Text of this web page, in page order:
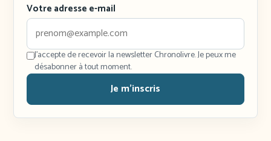
Votre adresse e-mail
J'accepte de recevoir la newsletter Chronolivre. Je peux me
désabonner à tout moment.